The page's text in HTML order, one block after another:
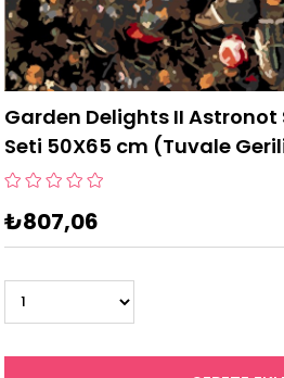
Garden Delights II Astronot
Seti 50X65 cm (Tuvale
₺807,06